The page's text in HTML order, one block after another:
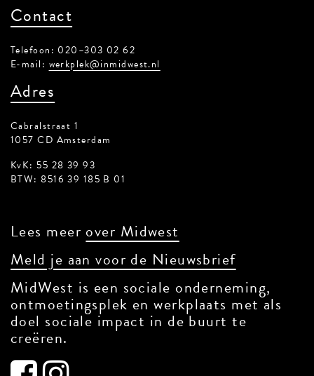
Contact
Telefoon: 020–303 02 62
E-mail: werkplek@inmidwest.nl
Adres
Cabralstraat 1
1057 CD Amsterdam
KvK: 55 28 39 93
BTW: 8516 39 185 B 01
Lees meer over Midwest
Meld je aan voor de Nieuwsbrief
MidWest is een sociale onderneming,
ontmoetingsplek en werkplaats met als
doel sociale impact in de buurt te
creëren.